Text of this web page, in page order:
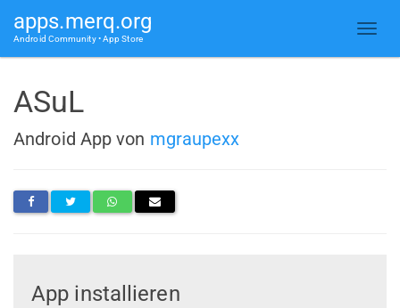
apps.merq.org
Android Community • App Store
ASuL
Android App von mgraupexx
App installieren